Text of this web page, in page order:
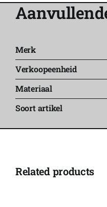
Merk
Verkoopeenheid
Materiaal
Soort artikel
Related products